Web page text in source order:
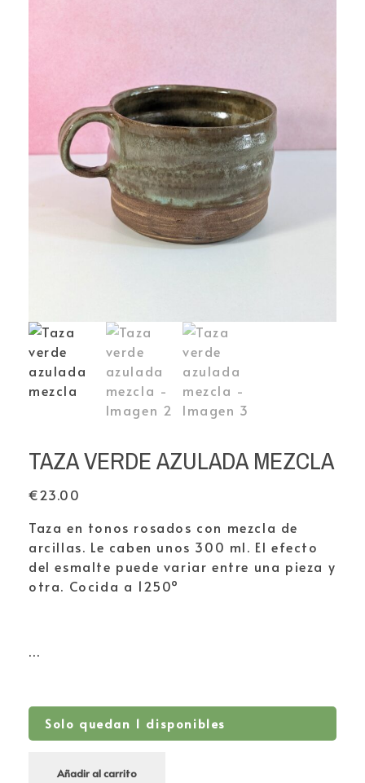
TAZA VERDE AZULADA MEZCLA
€23.00
Taza en tonos rosados con mezcla de
arcillas. Le caben unos 300 ml. El efecto
del esmalte puede variar entre una pieza y
otra. Cocida a 1250º
…
Solo quedan 1 disponibles
Añadir al carrito